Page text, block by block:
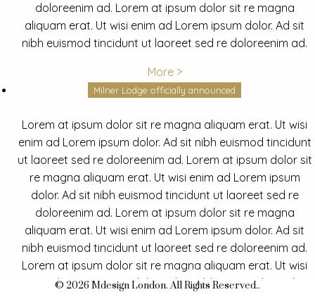
doloreenim ad. Lorem at ipsum dolor sit re magna
aliquam erat. Ut wisi enim ad Lorem ipsum dolor. Ad sit
nibh euismod tincidunt ut laoreet sed re doloreenim ad.
More >
Milner Lodge officially announced
Lorem at ipsum dolor sit re magna aliquam erat. Ut wisi
enim ad Lorem ipsum dolor. Ad sit nibh euismod tincidunt
ut laoreet sed re doloreenim ad. Lorem at ipsum dolor sit
re magna aliquam erat. Ut wisi enim ad Lorem ipsum
dolor. Ad sit nibh euismod tincidunt ut laoreet sed re
doloreenim ad. Lorem at ipsum dolor sit re magna
aliquam erat. Ut wisi enim ad Lorem ipsum dolor. Ad sit
nibh euismod tincidunt ut laoreet sed re doloreenim ad.
Lorem at ipsum dolor sit re magna aliquam erat. Ut wisi
enim ad Lorem ipsum dolor. Ad sit nibh euismod tincidunt
© 2026 Mdesign London. All Rights Reserved..